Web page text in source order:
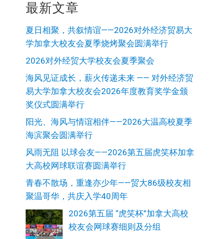
最新文章
夏日相聚，共叙情谊——2026对外经济贸易大
学加拿大校友会夏季烧烤聚会圆满举行
2026对外经贸大学校友会夏季聚会
海风见证成长，薪火传递未来 —— 对外经济贸
易大学加拿大校友会2026年度教育奖学金颁
奖仪式圆满举行
阳光、海风与情谊相伴——2026大温高校夏季
海滨聚会圆满举行
风雨无阻 以球会友——2026第五届虎笑杯加拿
大高校网球联谊赛圆满举行
青春不散场，重逢亦少年——贸大86级校友相
聚温哥华，共庆入学40周年
2026第五届 “虎笑杯”加拿大高校
校友会网球赛细则及分组